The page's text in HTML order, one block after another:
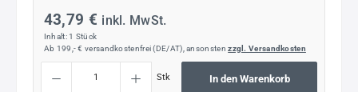
43,79 € inkl. MwSt.
Inhalt: 1 Stück
Ab 199,- € versandkostenfrei (DE/AT), ansonstenzzgl. Versandkosten
Stk In den Warenkorb